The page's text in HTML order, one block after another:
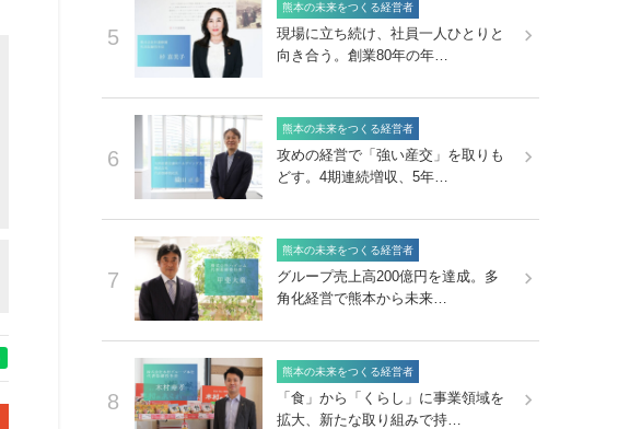
5
熊本の未来をつくる経営者
現場に立ち続け、社員一人ひとりと
向き合う。創業80年の年…
6
熊本の未来をつくる経営者
攻めの経営で「強い産交」を取りも
どす。4期連続増収、5年…
7
熊本の未来をつくる経営者
グループ売上高200億円を達成。多
角化経営で熊本から未来…
8
熊本の未来をつくる経営者
「食」から「くらし」に事業領域を
拡大、新たな取り組みで持…